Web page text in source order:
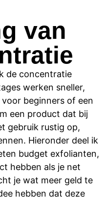
van
de concentratie
werken sneller,
beginners of een
een product dat bij
gebruik rustig op,
Hieronder deel ik
budget exfolianten,
hebben als je net
je wat meer geld te
hebben dat deze